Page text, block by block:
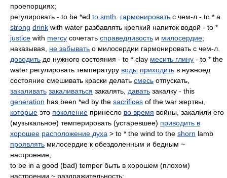
проепорциях;
регулировать - to be *ed to smth гармонировать с чем-л - to * a
strong drink with water разбавлять крепкий напиток водой - to *
justice with mercy сочетать справедливость и милосердие;
наказывая, не забывать о милосердии гармонировать с чем-л.
доводить до нужного состояния - to * clay месить глину - to * the
water регулировать температуру воды приходить в нужноед
состояние смешивать краски делать смесь отпускать,
закаливать закаливаться закалять, давать закалку - this
generation has been *ed by the sacrifices of the war жертвы,
которые это поколение принесло во время войны, закалили его
(музыкальное) темперировать (устаревшее) приводить в
хорошее расположение духа > to * the wind to the shorn lamb
проявлять милосердие к обездоленным и бедным ~
настроение;
to be in a good (bad) temper быть в хорошем (плохом)
настроении ~ раздражительность;